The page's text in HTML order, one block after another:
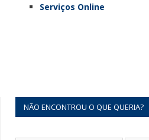
Serviços Online
NÃO ENCONTROU O QUE QUERIA?